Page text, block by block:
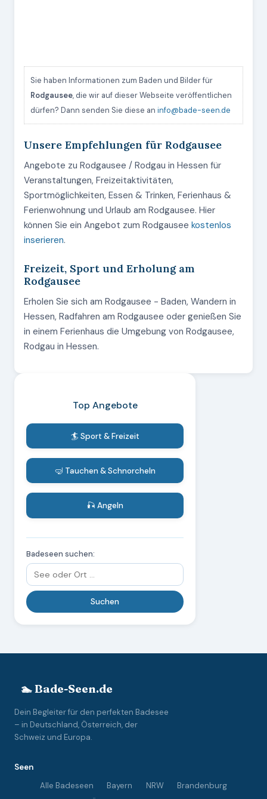
Sie haben Informationen zum Baden und Bilder für
Rodgausee, die wir auf dieser Webseite veröffentlichen
dürfen? Dann senden Sie diese an info@bade-seen.de
Unsere Empfehlungen für Rodgausee
Angebote zu Rodgausee / Rodgau in Hessen für
Veranstaltungen, Freizeitaktivitäten,
Sportmöglichkeiten, Essen & Trinken, Ferienhaus &
Ferienwohnung und Urlaub am Rodgausee. Hier
können Sie ein Angebot zum Rodgausee kostenlos
inserieren.
Freizeit, Sport und Erholung am
Rodgausee
Erholen Sie sich am Rodgausee - Baden, Wandern in
Hessen, Radfahren am Rodgausee oder genießen Sie
in einem Ferienhaus die Umgebung von Rodgausee,
Rodgau in Hessen.
Top Angebote
🏄 Sport & Freizeit
🤿 Tauchen & Schnorcheln
🎣 Angeln
Badeseen suchen:
🏊 Bade-Seen.de
Dein Begleiter für den perfekten Badesee
– in Deutschland, Österreich, der
Schweiz und Europa.
Seen
Alle Badeseen
Bayern NRW
Brandenburg